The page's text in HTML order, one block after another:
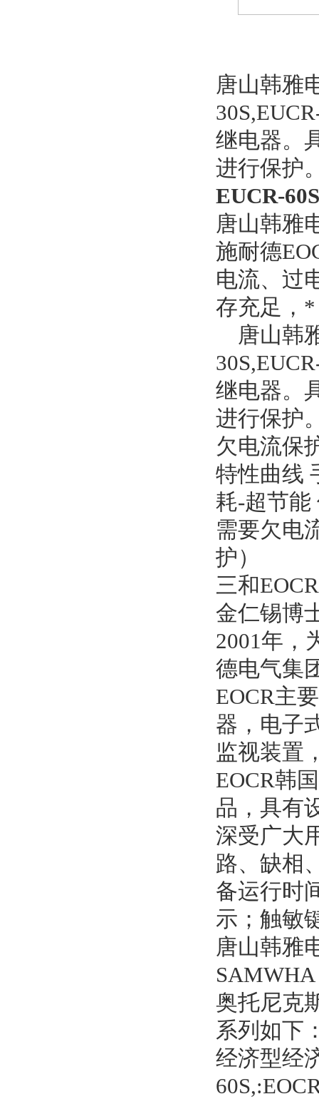
唐山韩雅
继电器。
进行保护
EUCR-
唐山韩雅
施耐德
电流、过
存充足，
唐山韩
继电器。
进行保护
欠电流保
特性曲线
耗-超节能
需要欠电
护）
三和
金仁锡博
2001年，
德电气集
EOCR主
器，电子
监视装置
EOCR韩
品，具有
深受广大
路、缺相
备运行时
示；触敏
唐山韩雅
奥托尼克
系列如下
经济型经